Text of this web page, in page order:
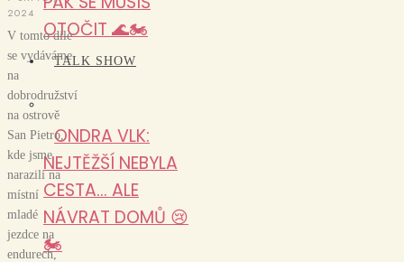
OTOČIT 🌊🏍️
TALK SHOW
ONDRA VLK:
NEJTĚŽŠÍ NEBYLA
CESTA… ALE
NÁVRAT DOMŮ 😢
🏍️
2024
V tomto díle
se vydáváme
na
dobrodružství
na ostrově
San Pietro,
kde jsme
narazili na
místní
mladé
jezdce na
endurech,